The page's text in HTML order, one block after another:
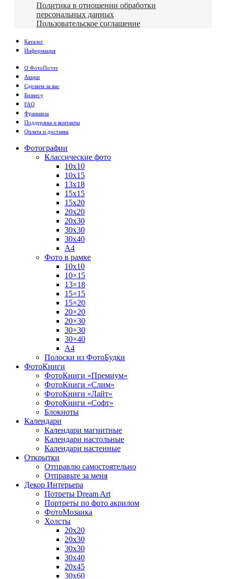
Политика в отношении обработки
персональных данных
Пользовательское соглашение
Каталог
Информация
О ФотоПочте
Акции
Сделаем за вас
Бизнесу
FAQ
Франшиза
Поддержка и контакты
Оплата и доставка
Фотографии
Классические фото
10х10
10х15
13х18
15х15
15х20
20х20
20х30
30х30
30х40
А4
Фото в рамке
10х10
10×15
13×18
15×15
15×20
20×20
20×30
30×30
30×40
A4
Полоски из ФотоБудки
ФотоКниги
ФотоКниги «Премиум»
ФотоКниги «Слим»
ФотоКниги «Лайт»
ФотоКниги «Софт»
Блокноты
Календари
Календари магнитные
Календари настольные
Календари настенные
Открытки
Отправлю самостоятельно
Отправьте за меня
Декор Интерьера
Потреты Dream Art
Портреты по фото акрилом
ФотоМозаика
Холсты
20х20
20х30
30х30
30х40
20х45
30х60